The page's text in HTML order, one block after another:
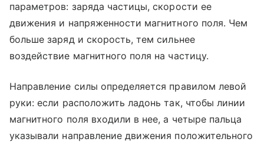
параметров: заряда частицы, скорости ее
движения и напряженности магнитного поля. Чем
больше заряд и скорость, тем сильнее
воздействие магнитного поля на частицу.
Направление силы определяется правилом левой
руки: если расположить ладонь так, чтобы линии
магнитного поля входили в нее, а четыре пальца
указывали направление движения положительного